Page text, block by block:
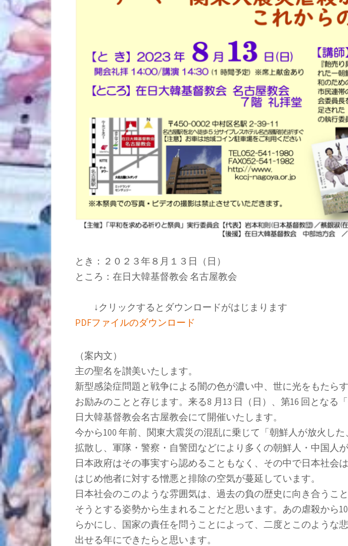
とき：２０２３年８月１３日（日）
ところ：在日大韓基督教会 名古屋教会
↓クリックするとダウンロードがはじまります
PDFファイルのダウンロード
（案内文）
主の聖名を讃美いたします。
新型感染症問題と戦争による闇の色が濃い中、世に光をもたら
お励みのことと存じます。来る8 月13 日（日）、第16 回となる
日大韓基督教会名古屋教会にて開催いたします。
今から100 年前、関東大震災の混乱に乗じて「朝鮮人が放火し
拡散し、軍隊・警察・自警団などにより多くの朝鮮人・中国人
日本政府はその事実すら認めることもなく、その中で日本社会
はじめ他者に対する憎悪と排除の空気が蔓延しています。
日本社会のこのような雰囲気は、過去の負の歴史に向き合うこ
そうとする姿勢から生まれることだと思います。あの虐殺から
らかにし、国家の責任を問うことによって、二度とこのような
出せる年にできたらと思います。